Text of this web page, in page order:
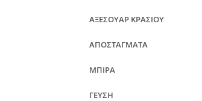
ΑΞΕΣΟΥΑΡ ΚΡΑΣΙΟΥ
ΑΠΟΣΤΑΓΜΑΤΑ
ΜΠΙΡΑ
ΓΕΥΣΗ